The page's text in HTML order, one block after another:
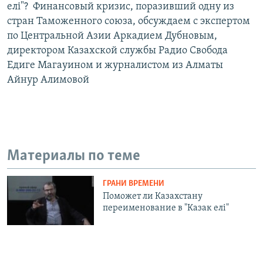
елi"? Финансовый кризис, поразивший одну из
стран Таможенного союза, обсуждаем с экспертом
по Центральной Азии Аркадием Дубновым,
директором Казахской службы Радио Свобода
Едиге Магауином и журналистом из Алматы
Айнур Алимовой
Материалы по теме
ГРАНИ ВРЕМЕНИ
Поможет ли Казахстану
переименование в "Казак елi"